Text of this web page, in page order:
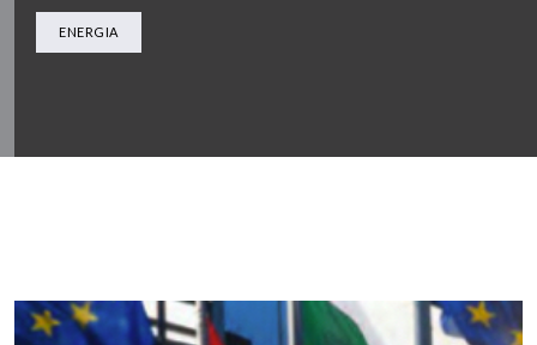
ENERGIA